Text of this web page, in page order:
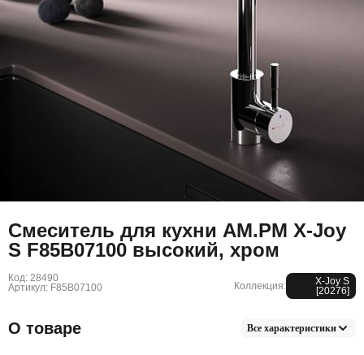
Смеситель для кухни AM.PM X-Joy
S F85B07100 высокий, хром
Код: 28490
Артикул: F85B07100
Коллекция:
X-Joy S
[20276]
О товаре Все характеристики